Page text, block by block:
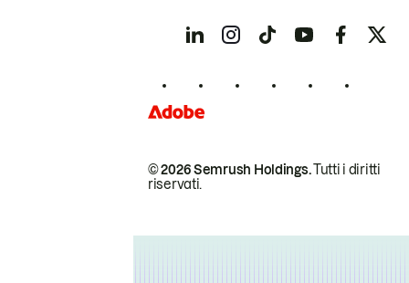
© 2026 Semrush Holdings.Tutti i diritti
riservati.